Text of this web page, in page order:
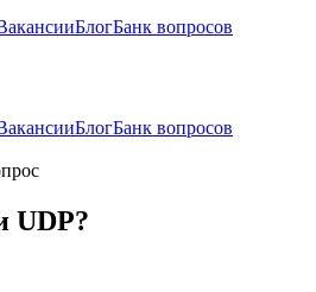
БлогБанк вопросов
БлогБанк вопросов
UDP?